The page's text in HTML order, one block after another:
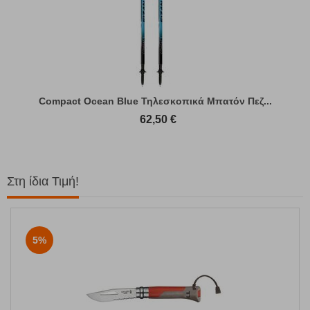
Compact Ocean Blue Τηλεσκοπικά Μπατόν Πεζ...
62,50 €
Στη ίδια Τιμή!
5%